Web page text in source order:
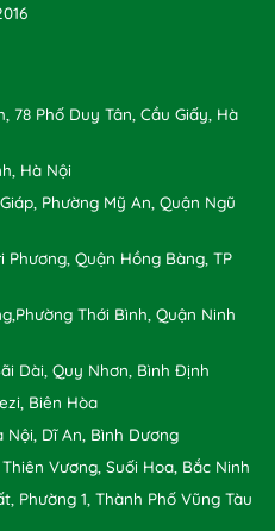
78 Phố Duy Tân, Cầu Giấy, Hà
Hà Nội
Phường Mỹ An, Quận Ngũ
Phương, Quận Hồng Bàng, TP
Thới Bình, Quận Ninh
Dài, Quy Nhơn, Bình Định
Biên Hòa
Nội, Dĩ An, Bình Dương
Vương, Suối Hoa, Bắc Ninh
Phường 1, Thành Phố Vũng Tàu